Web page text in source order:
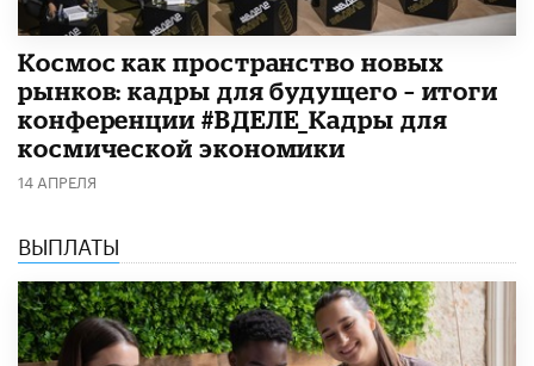
Космос как пространство новых
рынков: кадры для будущего – итоги
конференции #ВДЕЛЕ_Кадры для
космической экономики
14 АПРЕЛЯ
ВЫПЛАТЫ